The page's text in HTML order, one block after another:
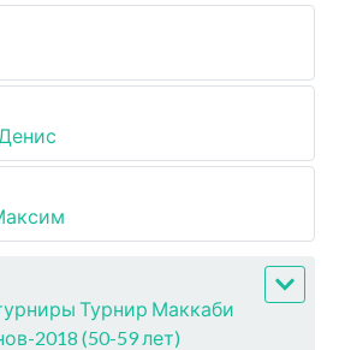
Турнир Маккаби
2018 (50-59 лет)